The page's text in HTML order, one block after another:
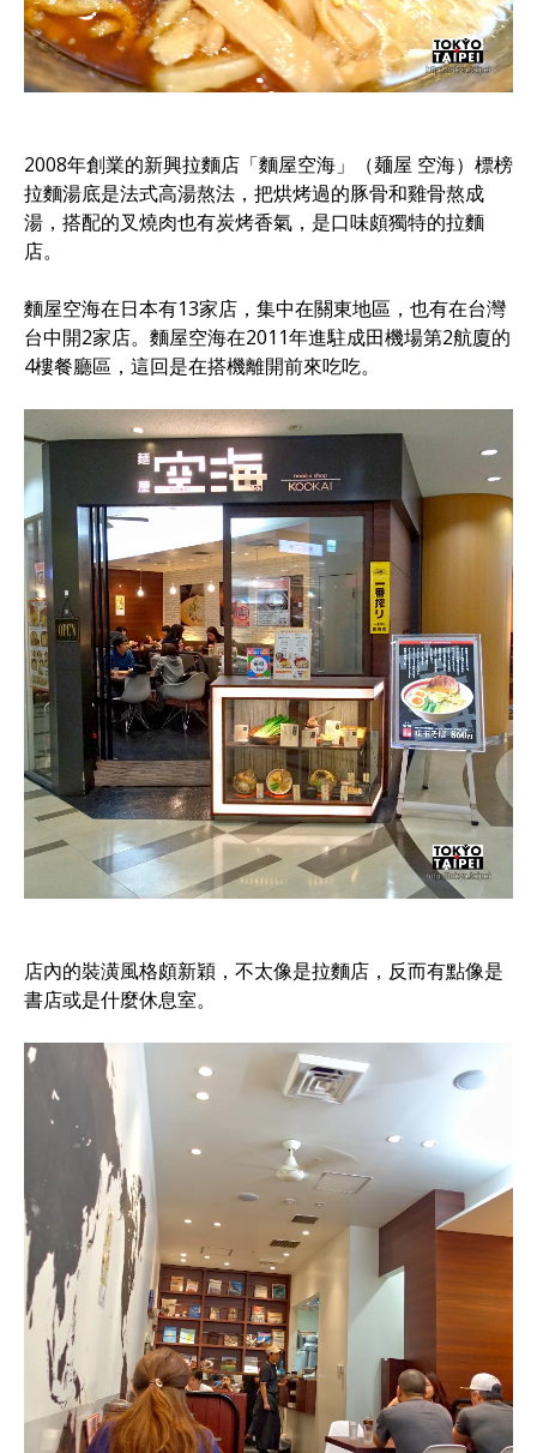
2008年創業的新興拉麵店「麵屋空海」（麺屋 空海）標榜
拉麵湯底是法式高湯熬法，把烘烤過的豚骨和雞骨熬成
湯，搭配的叉燒肉也有炭烤香氣，是口味頗獨特的拉麵
店。
麵屋空海在日本有13家店，集中在關東地區，也有在台灣
台中開2家店。麵屋空海在2011年進駐成田機場第2航廈的
4樓餐廳區，這回是在搭機離開前來吃吃。
店內的裝潢風格頗新穎，不太像是拉麵店，反而有點像是
書店或是什麼休息室。